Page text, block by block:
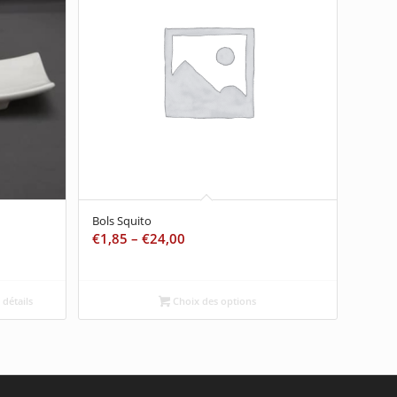
Bols Squito
€1,85 – €24,00
Choix des options